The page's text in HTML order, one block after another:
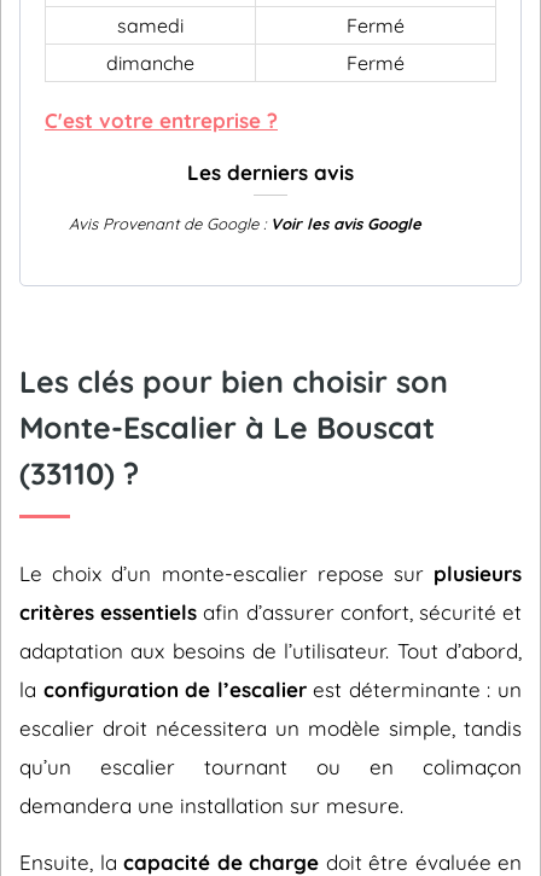
samedi
Fermé
dimanche
Fermé
C'est votre entreprise ?
Les derniers avis
Avis Provenant de Google : Voir les avis Google
Les clés pour bien choisir son
Monte-Escalier à Le Bouscat
(33110) ?
Le choix d’un monte-escalier repose sur plusieurs
critères essentiels afin d’assurer confort, sécurité et
adaptation aux besoins de l’utilisateur. Tout d’abord,
la configuration de l’escalierest déterminante : un
escalier droit nécessitera un modèle simple, tandis
qu’un escalier tournant ou en colimaçon
demandera une installation sur mesure.
Ensuite, la capacité de charge doit être évaluée en